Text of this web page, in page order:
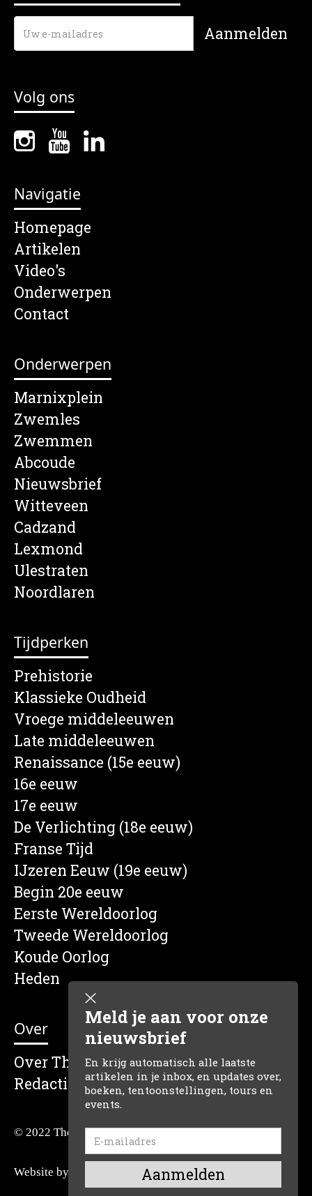
Meld je aan voor onze
nieuwsbrief
En krijg automatisch alle laatste
artikelen in je inbox, en updates over,
boeken, tentoonstellingen, tours en
events.
Volg ons
Navigatie
Homepage
Artikelen
Video's
Onderwerpen
Contact
Onderwerpen
Marnixplein
Zwemles
Zwemmen
Abcoude
Nieuwsbrief
Witteveen
Cadzand
Lexmond
Ulestraten
Noordlaren
Tijdperken
Prehistorie
Klassieke Oudheid
Vroege middeleeuwen
Late middeleeuwen
Renaissance (15e eeuw)
16e eeuw
17e eeuw
De Verlichting (18e eeuw)
Franse Tijd
IJzeren Eeuw (19e eeuw)
Begin 20e eeuw
Eerste Wereldoorlog
Tweede Wereldoorlog
Koude Oorlog
Heden
Over
Over The Dutch Historian
Redactie
© 2022 The Dutch Historian
Website by: Reclamefabriek